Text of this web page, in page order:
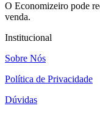
O Economizeiro pode
venda.
Institucional
Sobre Nós
Política de Privacidade
Dúvidas